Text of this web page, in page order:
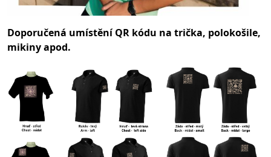
Doporučená umístění QR kódu na trička, polokošile,
mikiny apod.